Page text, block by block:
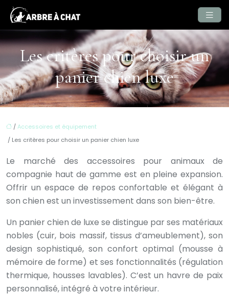
Les critères pour choisir un
panier chien luxe
/Accessoires et équipement
/ Les critères pour choisir un panier chien luxe
Le marché des accessoires pour animaux de
compagnie haut de gamme est en pleine expansion.
Offrir un espace de repos confortable et élégant à
son chien est un investissement dans son bien-être.
Un panier chien de luxe se distingue par ses matériaux
nobles (cuir, bois massif, tissus d’ameublement), son
design sophistiqué, son confort optimal (mousse à
mémoire de forme) et ses fonctionnalités (régulation
thermique, housses lavables). C’est un havre de paix
personnalisé, intégré à votre intérieur.